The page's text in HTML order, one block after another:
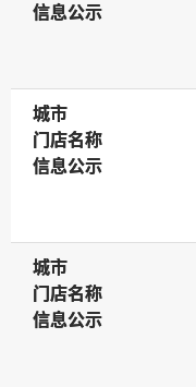
信息公示
信息公示
城市
城市
门店名称
门店名称
信息公示
信息公示
城市
城市
门店名称
门店名称
信息公示
信息公示